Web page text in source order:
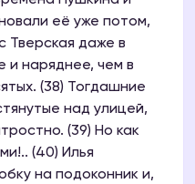
её уже потом,
Тверская даже в
и наряднее, чем в
(38) Тогдашние
над улицей,
(39) Но как
(40) Илья
на подоконник и,